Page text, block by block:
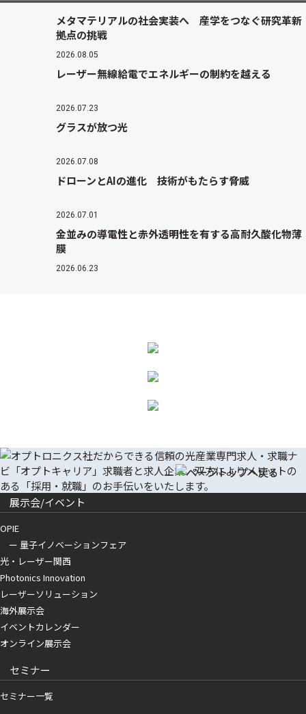
メタマテリアルの社会実装へ 産学をつなぐ研究革新
拠点の挑戦
2026.08.05
レーザー無線給電でエネルギーの制約を越える
2026.07.23
グラスが放つ光
2026.07.08
ドローンとAIの進化 技術がもたらす脅威
2026.07.01
金並みの導電性と赤外透明性を有する高耐久酸化物薄
膜
2026.06.23
展示会/イベント
OPIE
ー 量子イノベーションフェア
光・レーザー関西
Photonics Innovation
レーザーソリューション
海外展示会
イベントカレンダー
オンライン展示会
セミナー
セミナー一覧